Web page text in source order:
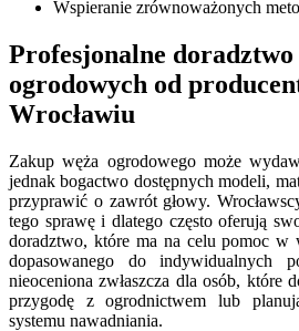
Wspieranie zrównoważonych
Profesjonalne
ogrodowych od
Wrocławiu
Zakup węża ogrodowego może
jednak bogactwo dostępnych modeli,
przyprawić o zawrót głowy.
tego sprawę i dlatego często oferują
doradztwo, które ma na celu pomoc w
dopasowanego do indywidualnych
nieoceniona zwłaszcza dla osób, które
przygodę z ogrodnictwem lub
systemu nawadniania.